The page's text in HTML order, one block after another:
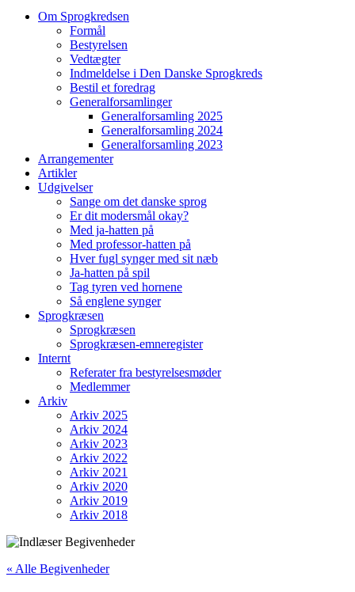
Om Sprogkredsen
Formål
Bestyrelsen
Vedtægter
Indmeldelse i Den Danske Sprogkreds
Bestil et foredrag
Generalforsamlinger
Generalforsamling 2025
Generalforsamling 2024
Generalforsamling 2023
Arrangementer
Artikler
Udgivelser
Sange om det danske sprog
Er dit modersmål okay?
Med ja-hatten på
Med professor-hatten på
Hver fugl synger med sit næb
Ja-hatten på spil
Tag tyren ved hornene
Så englene synger
Sprogkræsen
Sprogkræsen
Sprogkræsen-emneregister
Internt
Referater fra bestyrelsesmøder
Medlemmer
Arkiv
Arkiv 2025
Arkiv 2024
Arkiv 2023
Arkiv 2022
Arkiv 2021
Arkiv 2020
Arkiv 2019
Arkiv 2018
« Alle Begivenheder